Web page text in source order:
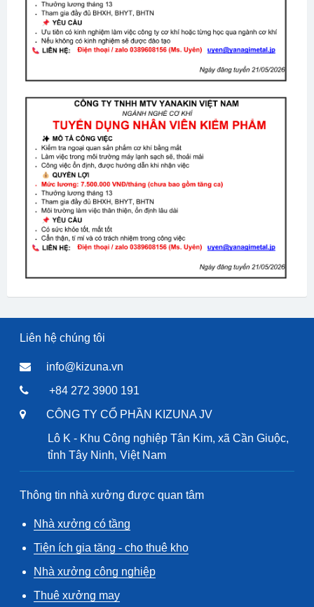
Liên hệ chúng tôi
info@kizuna.vn
+84 272 3900 191
CÔNG TY CỔ PHẦN KIZUNA JV
Lô K - Khu Công nghiệp Tân Kim, xã Cần Giuộc,
tỉnh Tây Ninh, Việt Nam
Thông tin nhà xưởng được quan tâm
Nhà xưởng có tầng
Tiện ích gia tăng - cho thuê kho
Nhà xưởng công nghiệp
Thuê xưởng may